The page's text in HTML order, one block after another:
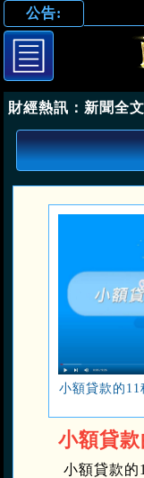
公告: 提
財經熱訊： 新聞全文
小額貸款的
小額貸款的